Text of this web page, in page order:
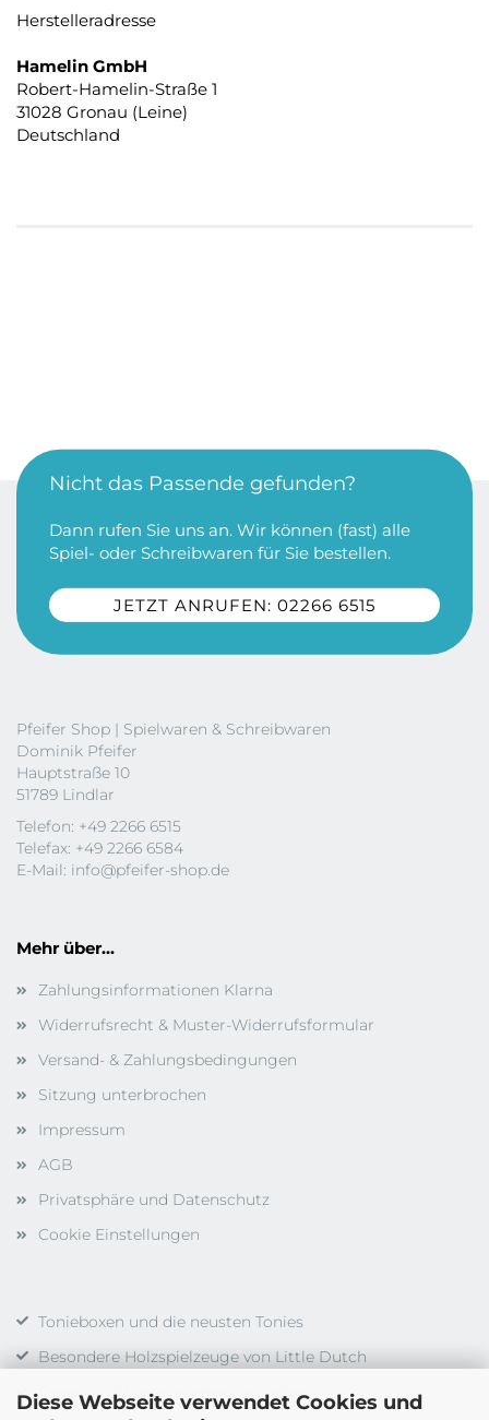
Diese Webseite verwendet Cookies und
Herstelleradresse
Hamelin GmbH
Robert-Hamelin-Straße 1
31028 Gronau (Leine)
Deutschland
Nicht das Passende gefunden?
Dann rufen Sie uns an. Wir können (fast) alle
Spiel- oder Schreibwaren für Sie bestellen.
JETZT ANRUFEN: 02266 6515
Pfeifer Shop | Spielwaren & Schreibwaren
Dominik Pfeifer
Hauptstraße 10
51789 Lindlar
Telefon: +49 2266 6515
Telefax: +49 2266 6584
E-Mail: info@pfeifer-shop.de
Mehr über...
Zahlungsinformationen Klarna
Widerrufsrecht & Muster-Widerrufsformular
Versand- & Zahlungsbedingungen
Sitzung unterbrochen
Impressum
AGB
Privatsphäre und Datenschutz
Cookie Einstellungen
Tonieboxen und die neusten Tonies
Besondere Holzspielzeuge von Little Dutch
Gesellschaftsspiele vieler Hersteller